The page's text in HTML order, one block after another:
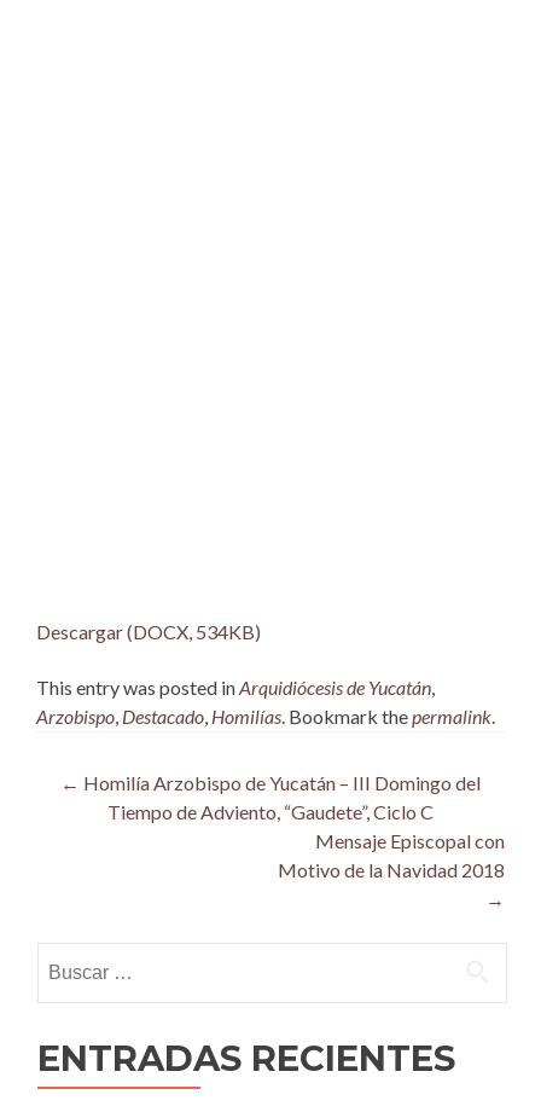
Descargar (DOCX, 534KB)
This entry was posted inArquidiócesis de Yucatán,
Arzobispo, Destacado, Homilías. Bookmark thepermalink.
Post
navigation
← Homilía Arzobispo de Yucatán – III Domingo del
Tiempo de Adviento, “Gaudete”, Ciclo C
Mensaje Episcopal con
Motivo de la Navidad 2018
→
ENTRADAS RECIENTES